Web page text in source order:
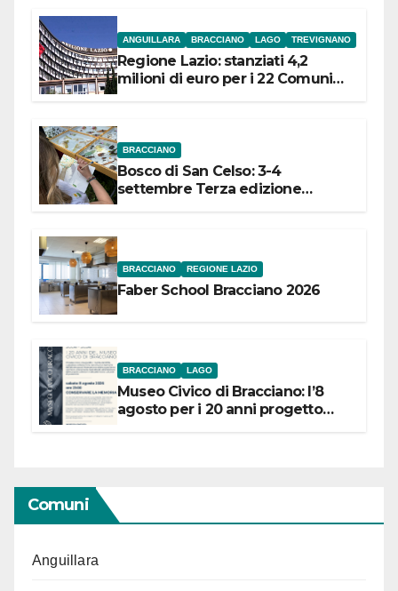
ANGUILLARA BRACCIANO LAGO TREVIGNANO
Regione Lazio: stanziati 4,2
milioni di euro per i 22 Comuni
BRACCIANO
Bosco di San Celso: 3-4
settembre Terza edizione
BRACCIANO REGIONE LAZIO
Faber School Bracciano 2026
BRACCIANO LAGO
Museo Civico di Bracciano: l’8
agosto per i 20 anni progetto
Comuni
Anguillara